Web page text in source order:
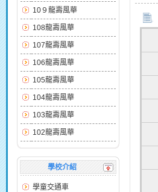
10９龍壽風華
108龍壽風華
107龍壽風華
106龍壽風華
105龍壽風華
104龍壽風華
103龍壽風華
102龍壽風華
學校介紹
學童交通車